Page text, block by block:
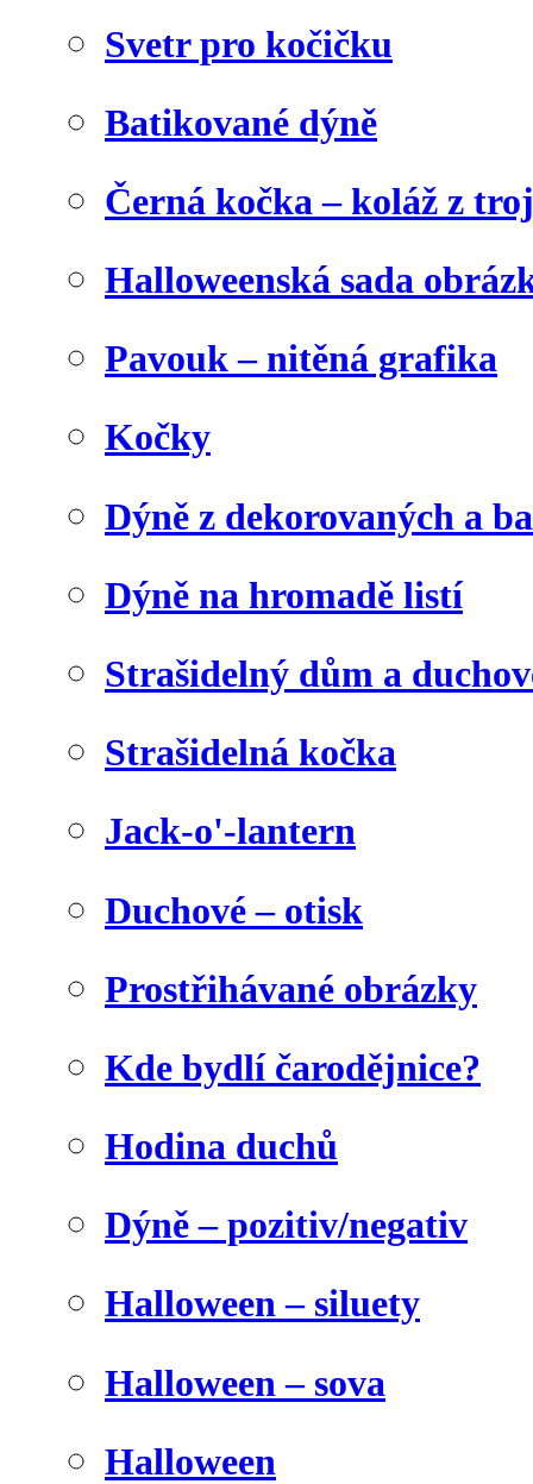
Svetr pro kočičku
Batikované dýně
Černá kočka – koláž z
Halloweenská sada
Pavouk – nitěná grafika
Kočky
Dýně z dekorovaných a
Dýně na hromadě listí
Strašidelný dům a
Strašidelná kočka
Jack-o'-lantern
Duchové – otisk
Prostřihávané obrázky
Kde bydlí čarodějnice?
Hodina duchů
Dýně – pozitiv/negativ
Halloween – siluety
Halloween – sova
Halloween